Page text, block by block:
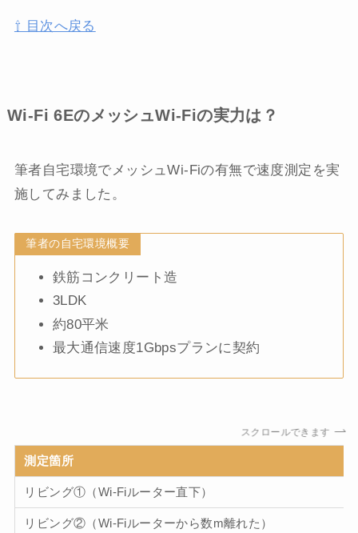
⇧ 目次へ戻る
Wi-Fi 6EのメッシュWi-Fiの実力は？
筆者自宅環境でメッシュWi-Fiの有無で速度測定を実
施してみました。
筆者の自宅環境概要
鉄筋コンクリート造
3LDK
約80平米
最大通信速度1Gbpsプランに契約
スクロールできます
測定箇所
リビング①（Wi-Fiルーター直下）
リビング②（Wi-Fiルーターから数m離れた）